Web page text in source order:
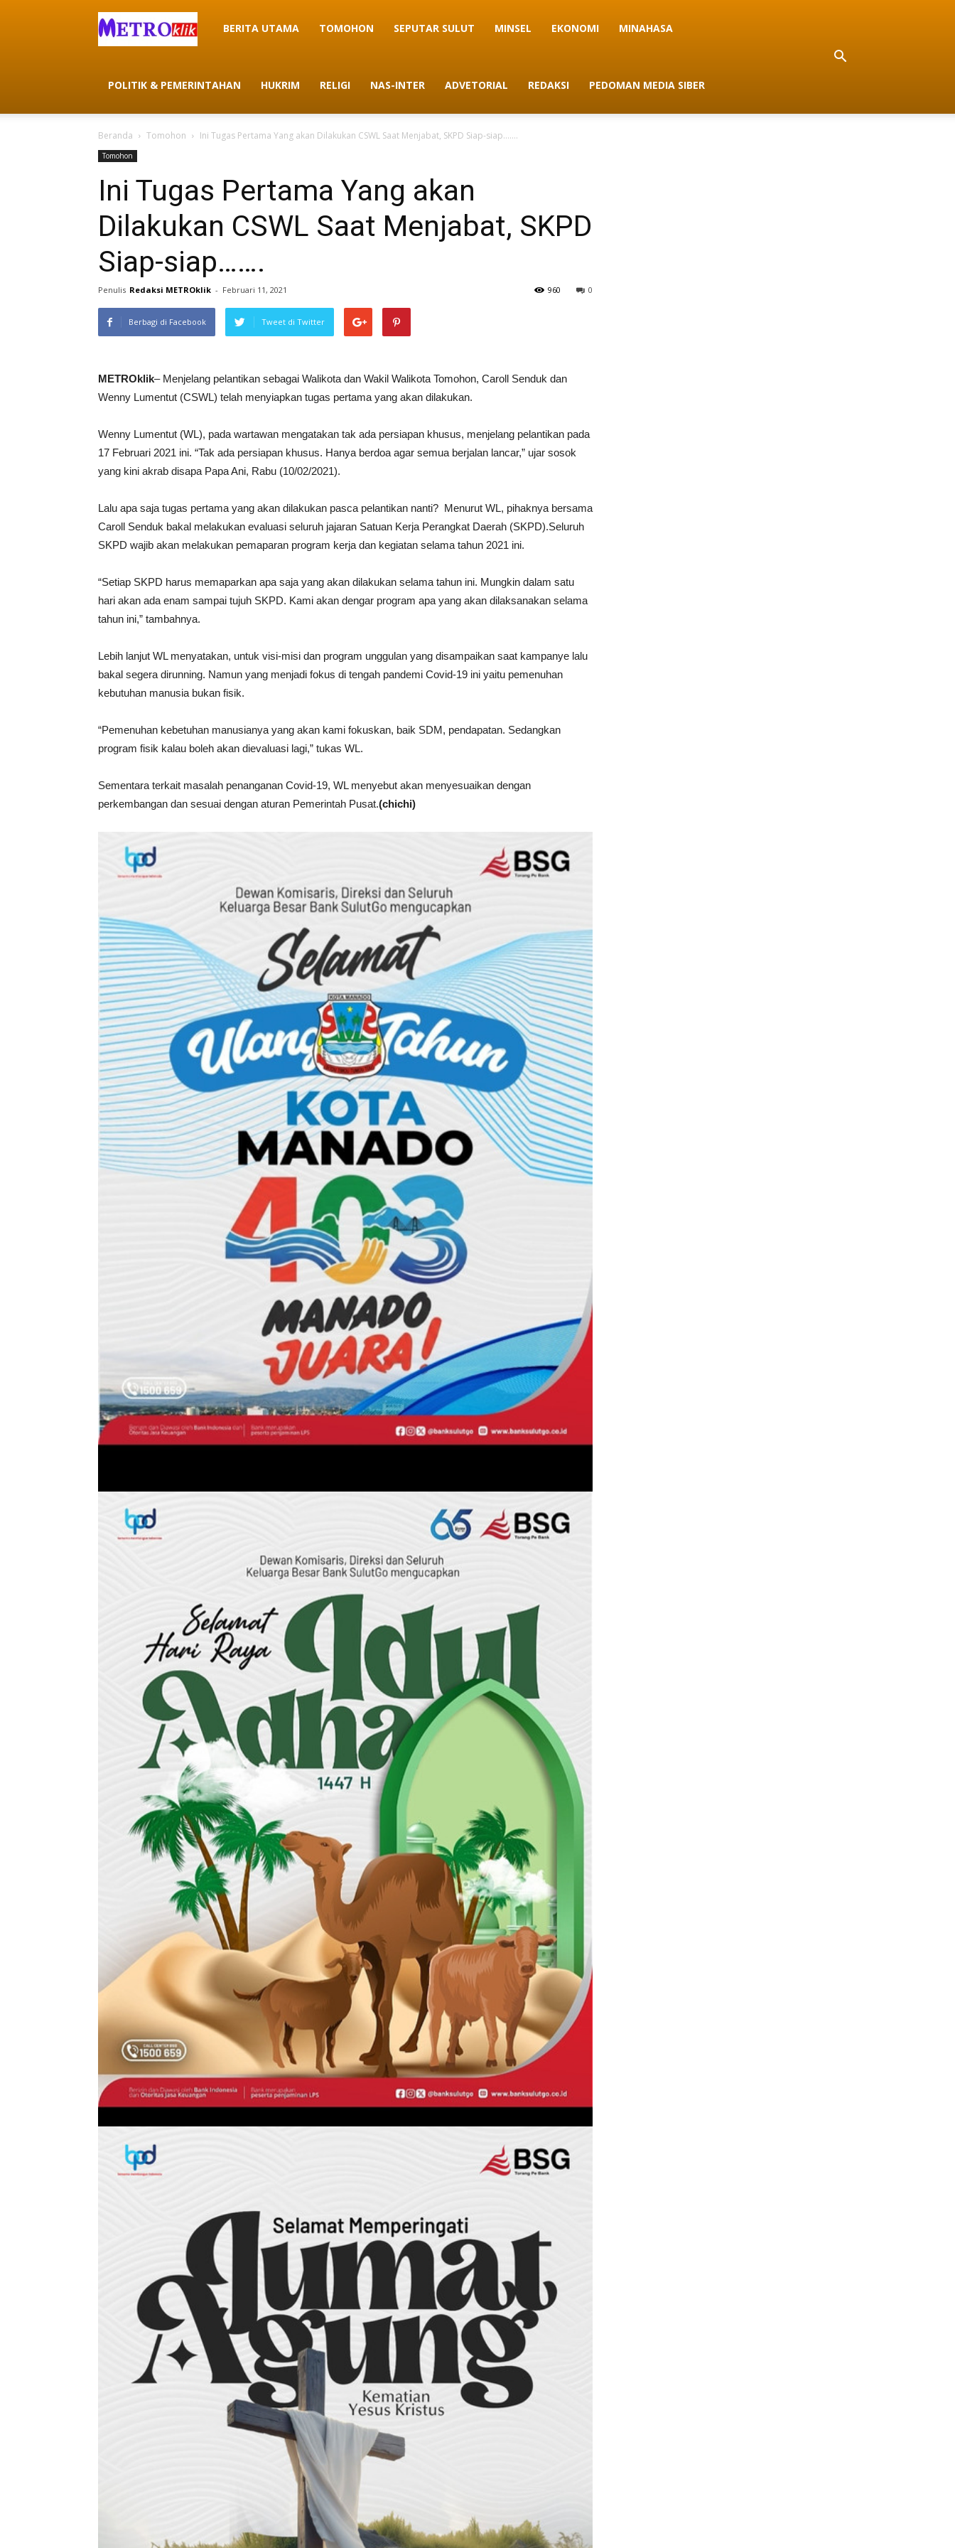
METROklik
BERITA UTAMA TOMOHON SEPUTAR SULUT MINSEL EKONOMI MINAHASA
POLITIK & PEMERINTAHAN HUKRIM RELIGI NAS-INTER ADVETORIAL REDAKSI PEDOMAN MEDIA SIBER
Beranda Tomohon Ini Tugas Pertama Yang akan Dilakukan CSWL Saat Menjabat, SKPD Siap-siap…….
Tomohon
Ini Tugas Pertama Yang akan
Dilakukan CSWL Saat Menjabat, SKPD
Siap-siap…….
Penulis Redaksi METROklik - Februari 11, 2021 0
960
Berbagi di Facebook Tweet di Twitter
METROklik– Menjelang pelantikan sebagai Walikota dan Wakil Walikota Tomohon, Caroll Senduk dan
Wenny Lumentut (CSWL) telah menyiapkan tugas pertama yang akan dilakukan.
Wenny Lumentut (WL), pada wartawan mengatakan tak ada persiapan khusus, menjelang pelantikan pada
17 Februari 2021 ini. “Tak ada persiapan khusus. Hanya berdoa agar semua berjalan lancar,” ujar sosok
yang kini akrab disapa Papa Ani, Rabu (10/02/2021).
Lalu apa saja tugas pertama yang akan dilakukan pasca pelantikan nanti? Menurut WL, pihaknya bersama
Caroll Senduk bakal melakukan evaluasi seluruh jajaran Satuan Kerja Perangkat Daerah (SKPD).Seluruh
SKPD wajib akan melakukan pemaparan program kerja dan kegiatan selama tahun 2021 ini.
“Setiap SKPD harus memaparkan apa saja yang akan dilakukan selama tahun ini. Mungkin dalam satu
hari akan ada enam sampai tujuh SKPD. Kami akan dengar program apa yang akan dilaksanakan selama
tahun ini,” tambahnya.
Lebih lanjut WL menyatakan, untuk visi-misi dan program unggulan yang disampaikan saat kampanye lalu
bakal segera dirunning. Namun yang menjadi fokus di tengah pandemi Covid-19 ini yaitu pemenuhan
kebutuhan manusia bukan fisik.
“Pemenuhan kebetuhan manusianya yang akan kami fokuskan, baik SDM, pendapatan. Sedangkan
program fisik kalau boleh akan dievaluasi lagi,” tukas WL.
Sementara terkait masalah penanganan Covid-19, WL menyebut akan menyesuaikan dengan
perkembangan dan sesuai dengan aturan Pemerintah Pusat.(chichi)